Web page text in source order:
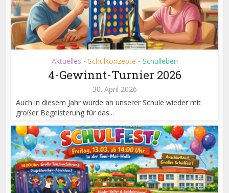
Aktuelles • Schulkonzepte • Schulleben
4-Gewinnt-Turnier 2026
30. April 2026
Auch in diesem Jahr wurde an unserer Schule wieder mit
großer Begeisterung für das...